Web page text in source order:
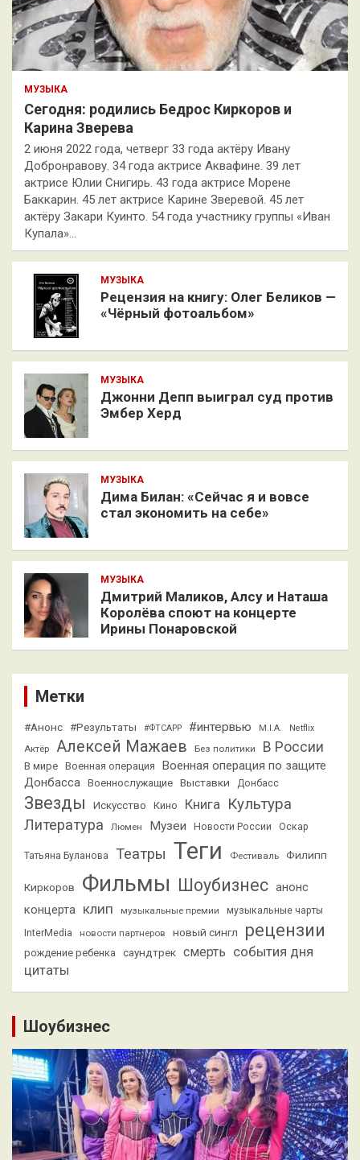
МУЗЫКА
Сегодня: родились Бедрос Киркоров и
Карина Зверева
2 июня 2022 года, четверг 33 года актёру Ивану
Добронравову. 34 года актрисе Аквафине. 39 лет
актрисе Юлии Снигирь. 43 года актрисе Морене
Баккарин. 45 лет актрисе Карине Зверевой. 45 лет
актёру Закари Куинто. 54 года участнику группы «Иван
Купала»…
МУЗЫКА
Рецензия на книгу: Олег Беликов —
«Чёрный фотоальбом»
МУЗЫКА
Джонни Депп выиграл суд против
Эмбер Херд
МУЗЫКА
Дима Билан: «Сейчас я и вовсе
стал экономить на себе»
МУЗЫКА
Дмитрий Маликов, Алсу и Наташа
Королёва споют на концерте
Ирины Понаровской
Метки
#Анонс #Результаты #ФТСАРР #интервью M.I.A. Netflix
Актёр Алексей Мажаев Без политики В России
В мире Военная операция
Военная операция по защите
Донбасса Военнослужащие Выставки Донбасс
Звезды Искусство Кино Книга Культура
Литература Люмен Музеи Новости России Оскар
Татьяна Буланова Театры Теги Фестиваль Филипп
Киркоров Фильмы Шоубизнес анонс
концерта клип музыкальные премии
музыкальные чарты
InterMedia
новости партнеров новый сингл рецензии
рождение ребенка саундтрек смерть события дня
цитаты
Шоубизнес